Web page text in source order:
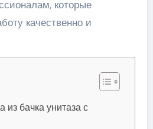
которые
качественно и
бачка унитаза с